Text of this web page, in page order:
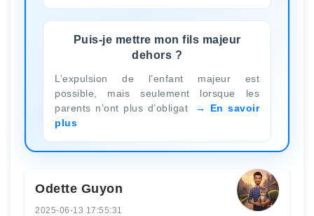
Puis-je mettre mon fils majeur
dehors ?
L’expulsion de l’enfant majeur est
possible, mais seulement lorsque les
parents n’ont plus d’obligat
En savoir
plus
Odette Guyon
2025-06-13 17:55:31